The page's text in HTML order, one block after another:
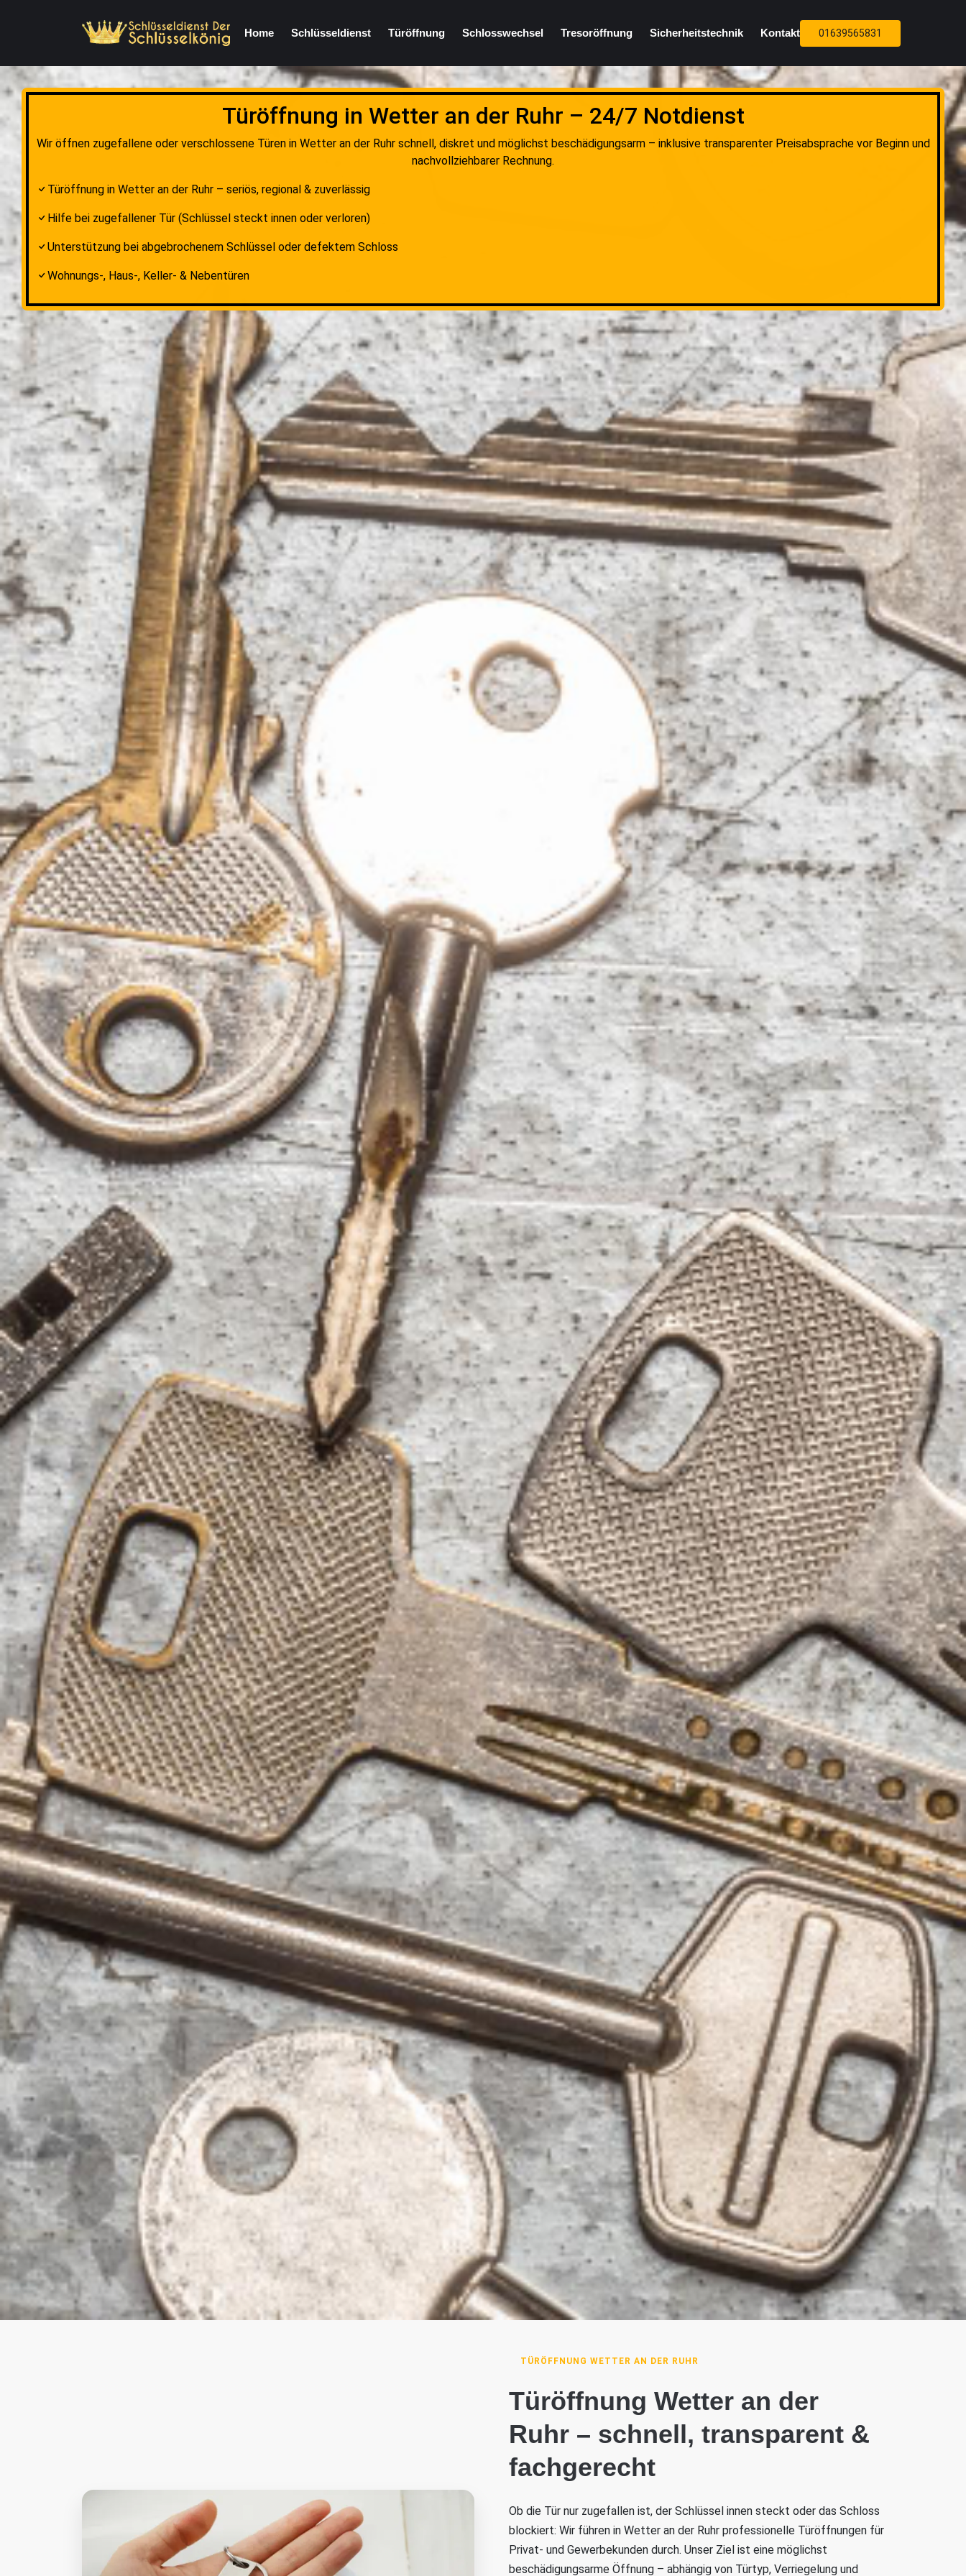
Home Schlüsseldienst Türöffnung Schlosswechsel Tresoröffnung Sicherheitstechnik Kontakt 01639565831
Türöffnung in Wetter an der Ruhr – 24/7 Notdienst
Wir öffnen zugefallene oder verschlossene Türen in Wetter an der Ruhr schnell, diskret und möglichst beschädigungsarm – inklusive transparenter Preisabsprache vor Beginn und
nachvollziehbarer Rechnung.
Türöffnung in Wetter an der Ruhr – seriös, regional & zuverlässig
Hilfe bei zugefallener Tür (Schlüssel steckt innen oder verloren)
Unterstützung bei abgebrochenem Schlüssel oder defektem Schloss
Wohnungs-, Haus-, Keller- & Nebentüren
TÜRÖFFNUNG WETTER AN DER RUHR
Türöffnung Wetter an der
Ruhr – schnell, transparent &
fachgerecht
Ob die Tür nur zugefallen ist, der Schlüssel innen steckt oder das Schloss
blockiert: Wir führen in Wetter an der Ruhr professionelle Türöffnungen für
Privat- und Gewerbekunden durch. Unser Ziel ist eine möglichst
beschädigungsarme Öffnung – abhängig von Türtyp, Verriegelung und